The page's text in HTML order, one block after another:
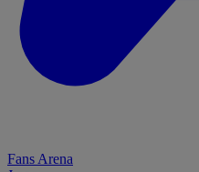
Fans Arena